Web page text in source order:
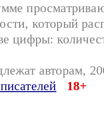
который
цифры:
авторам,
18+